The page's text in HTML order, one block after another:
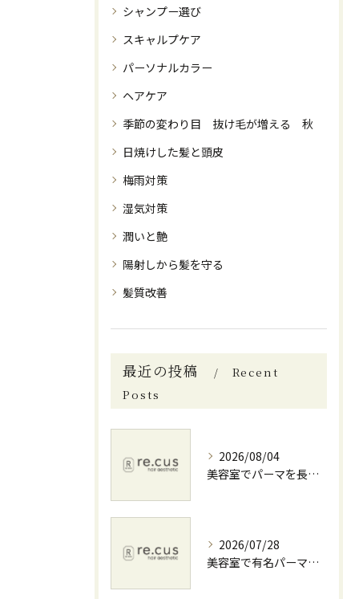
シャンプー選び
スキャルプケア
パーソナルカラー
ヘアケア
季節の変わり目 抜け毛が増える 秋
日焼けした髪と頭皮
梅雨対策
湿気対策
潤いと艶
陽射しから髪を守る
髪質改善
最近の投稿
Recent
Posts
2026/08/04
美容室でパーマを長持ちさせる髪質診断と料金相場を徹底解説
2026/07/28
美容室で有名パーマを叶える神奈川県横須賀市伊勢原市の上手な選び方